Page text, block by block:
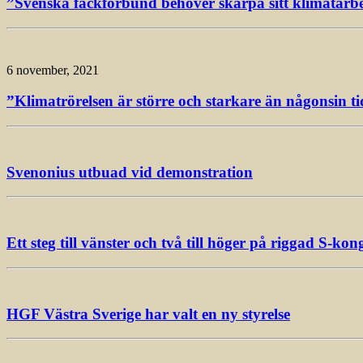
6 november, 2021
”Klimatrörelsen är större och starkare än någonsin
Svenonius utbuad vid demonstration
Ett steg till vänster och två till höger på riggad S-
HGF Västra Sverige har valt en ny styrelse